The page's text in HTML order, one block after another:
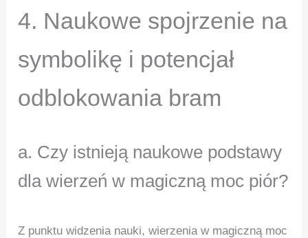
4. Naukowe spojrzenie na
symbolikę i potencjał
odblokowania bram
a. Czy istnieją naukowe podstawy
dla wierzeń w magiczną moc piór?
Z punktu widzenia nauki, wierzenia w magiczną moc